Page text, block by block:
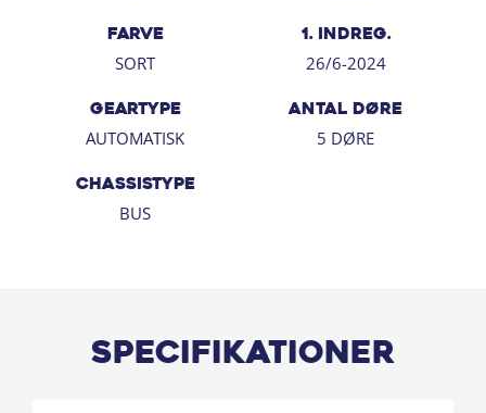
FARVE
SORT
1. INDREG.
26/6-2024
GEARTYPE
AUTOMATISK
ANTAL DØRE
5 DØRE
CHASSISTYPE
BUS
Specifikationer